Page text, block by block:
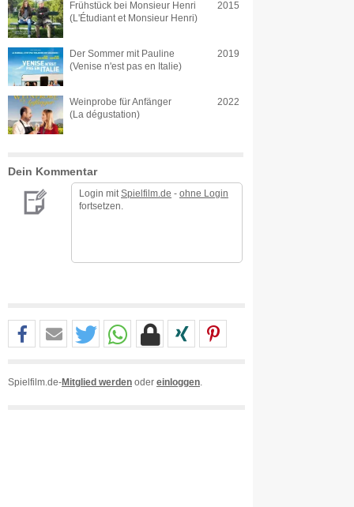
Frühstück bei Monsieur Henri
(L'Étudiant et Monsieur Henri)
2015
Der Sommer mit Pauline
(Venise n'est pas en Italie)
2019
Weinprobe für Anfänger
(La dégustation)
2022
Dein Kommentar
Login mit Spielfilm.de - ohne Login
fortsetzen.
Spielfilm.de-Mitglied werden oder einloggen